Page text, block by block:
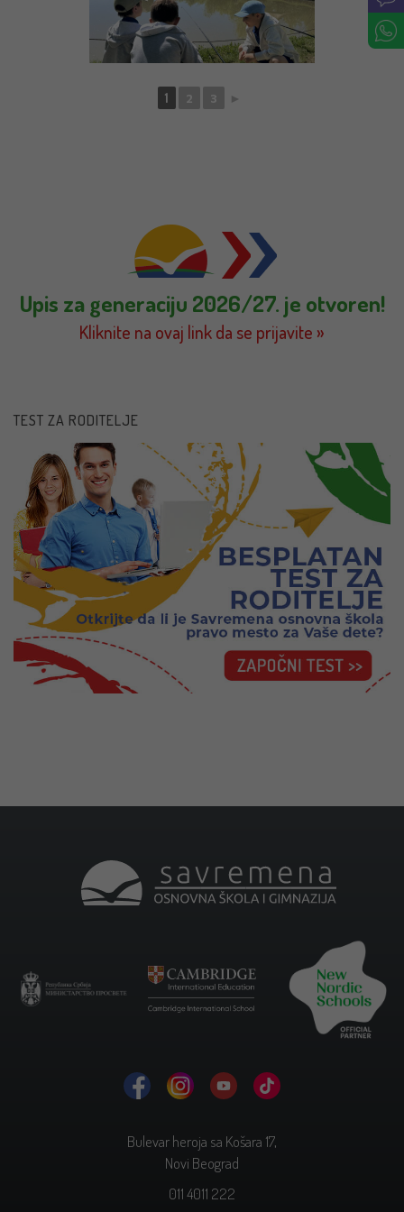
TEST ZA RODITELJE
1 2 3 ►
Upis za generaciju 2026/27. je otvoren!
Kliknite na ovaj link da se prijavite »
Bulevar heroja sa Košara 17,
Novi Beograd
011 4011 222